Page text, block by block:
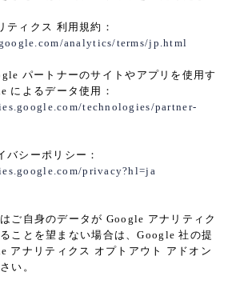
ティクス 利用規約：
analytics/terms/jp.html
パートナーのサイトやアプリを使用す
によるデータ使用：
technologies/partner-
バシーポリシー：
privacy?hl=ja
ご自身のデータが Google アナリティク
ことを望まない場合は、Google 社の提
アナリティクス オプトアウト アドオン
い。